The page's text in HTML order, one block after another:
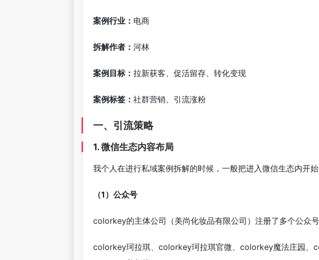
案例行业： 电商
拆解作者： 河林
案例目标： 拉新获客、促活留存、转化变现
案例标签： 社群营销、引流涨粉
一、引流策略
1. 微信生态内容布局
我个人在进行私域案例拆解的时候，一般把进入微信生态内开
（1）公众号
colorkey的主体公司（美尚化妆品有限公司）注册了多个公众号
colorkey珂拉琪、colorkey珂拉琪官微、colorkey魔法庄园、